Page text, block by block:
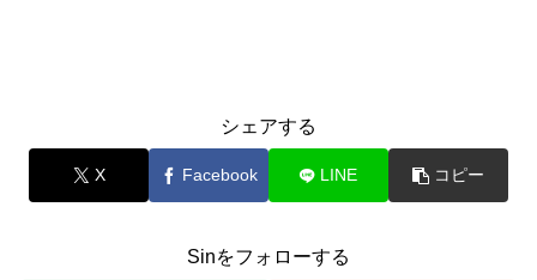
シェアする
X Facebook LINE コピー
Sinをフォローする